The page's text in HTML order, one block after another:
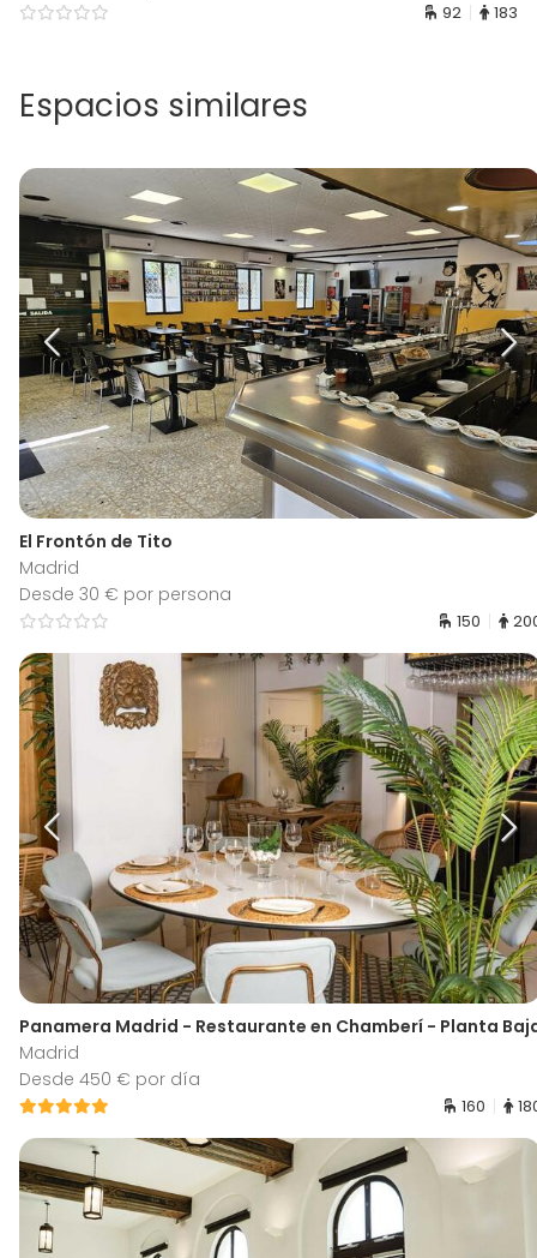
92 183
Espacios similares
El Frontón de Tito
Madrid
Desde 30 € por persona
150
Panamera Madrid - Restaurante en Chamberí - Planta
Madrid
Desde 450 € por día
160